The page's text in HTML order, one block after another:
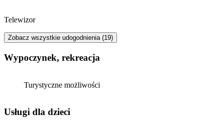
Telewizor
Zobacz wszystkie udogodnienia (19)
Wypoczynek, rekreacja
Turystyczne możliwości
usługi dla dzieci